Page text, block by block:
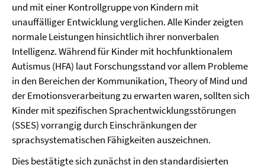
und mit einer Kontrollgruppe von Kindern mit
unauffälliger Entwicklung verglichen. Alle Kinder zeigten
normale Leistungen hinsichtlich ihrer nonverbalen
Intelligenz. Während für Kinder mit hochfunktionalem
Autismus (HFA) laut Forschungsstand vor allem Probleme
in den Bereichen der Kommunikation, Theory of Mind und
der Emotionsverarbeitung zu erwarten waren, sollten sich
Kinder mit spezifischen Sprachentwicklungsstörungen
(SSES) vorrangig durch Einschränkungen der
sprachsystematischen Fähigkeiten auszeichnen.
Dies bestätigte sich zunächst in den standardisierten